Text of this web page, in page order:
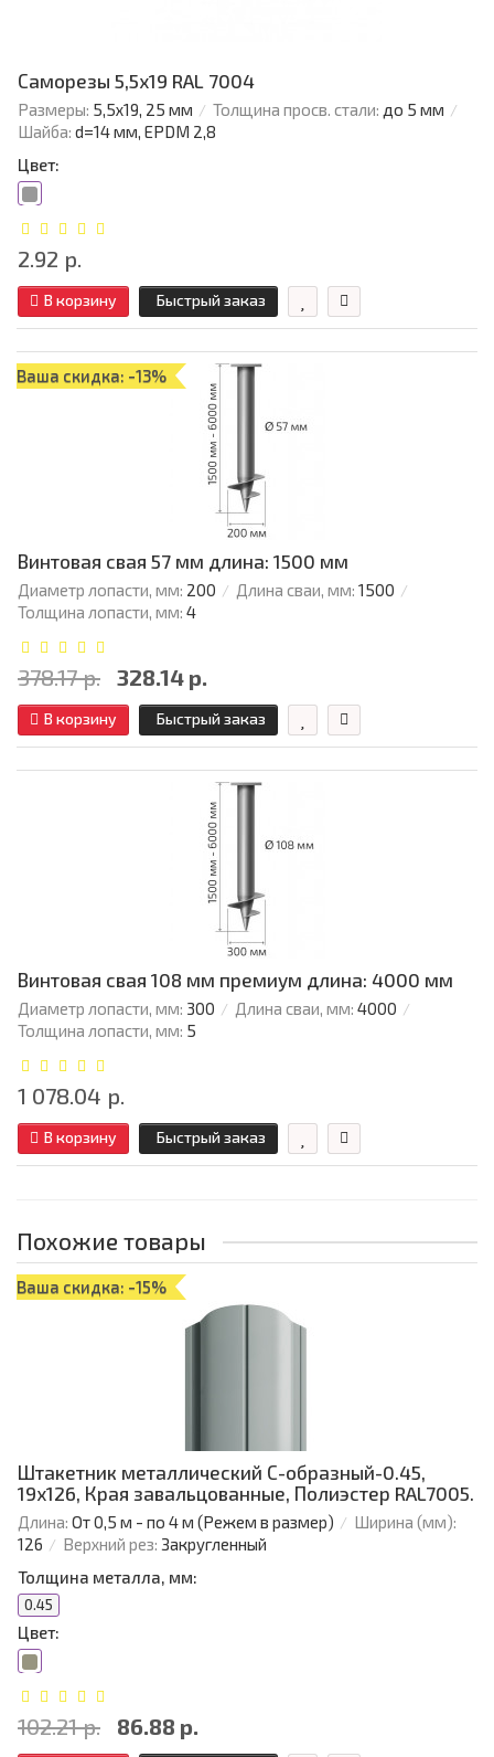
Саморезы 5,5х19 RAL 7004
Размеры: 5,5х19, 25 мм Толщина просв. стали: до 5 мм
Шайба: d=14 мм, EPDM 2,8
Цвет:
2.92 р.
В корзину Быстрый заказ
Ваша скидка: -13%
Винтовая свая 57 мм длина: 1500 мм
Диаметр лопасти, мм: 200 Длина сваи, мм: 1500
Толщина лопасти, мм: 4
378.17 р. 328.14 р.
В корзину Быстрый заказ
Винтовая свая 108 мм премиум длина: 4000 мм
Диаметр лопасти, мм: 300 Длина сваи, мм: 4000
Толщина лопасти, мм: 5
1 078.04 р.
В корзину Быстрый заказ
Похожие товары
Ваша скидка: -15%
Штакетник металлический С-образный-0.45,
19х126, Края завальцованные, Полиэстер RAL7005.
Длина: От 0,5 м - по 4 м (Режем в размер)
Ширина (мм):
126
Верхний рез: Закругленный
Толщина металла, мм:
0.45
Цвет:
102.21 р. 86.88 р.